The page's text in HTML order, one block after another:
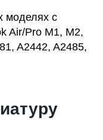
моделях с
Air/Pro M1, M2,
A2442, A2485,